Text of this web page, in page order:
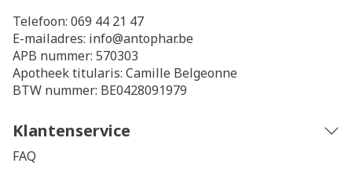
Telefoon: 069 44 21 47
E-mailadres: info@antophar.be
APB nummer: 570303
Apotheek titularis: Camille Belgeonne
BTW nummer: BE0428091979
Klantenservice
FAQ